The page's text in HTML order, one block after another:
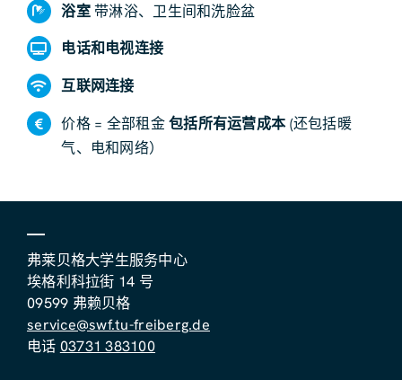
浴室带淋浴、卫生间和洗脸盆
电话和电视连接
互联网连接
价格 = 全部租金包括所有运营成本(还包括暖
气、电和网络）
弗莱贝格大学生服务中心
埃格利科拉街 14 号
09599 弗赖贝格
service@swf.tu-freiberg.de
电话 03731 383100